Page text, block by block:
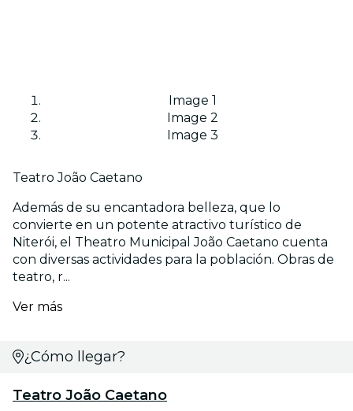
Image 1
Image 2
Image 3
Teatro João Caetano
Además de su encantadora belleza, que lo
convierte en un potente atractivo turístico de
Niterói, el Theatro Municipal João Caetano cuenta
con diversas actividades para la población. Obras de
teatro, r...
Ver más
¿Cómo llegar?
Teatro João Caetano